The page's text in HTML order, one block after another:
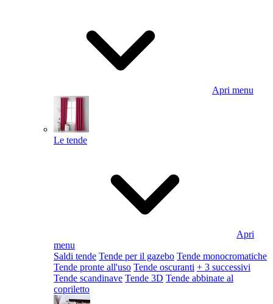
Apri menu
Le tende
Apri
menu
Saldi tende Tende per il gazebo Tende monocromatiche
Tende pronte all'uso Tende oscuranti + 3 successivi
Tende scandinave Tende 3D Tende abbinate al
copriletto